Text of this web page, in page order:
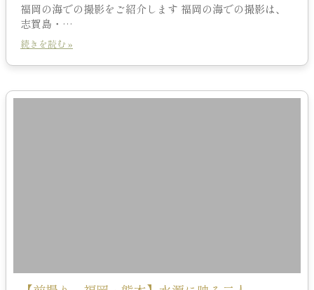
福岡の海での撮影をご紹介します 福岡の海での撮影は、
志賀島・…
続きを読む »